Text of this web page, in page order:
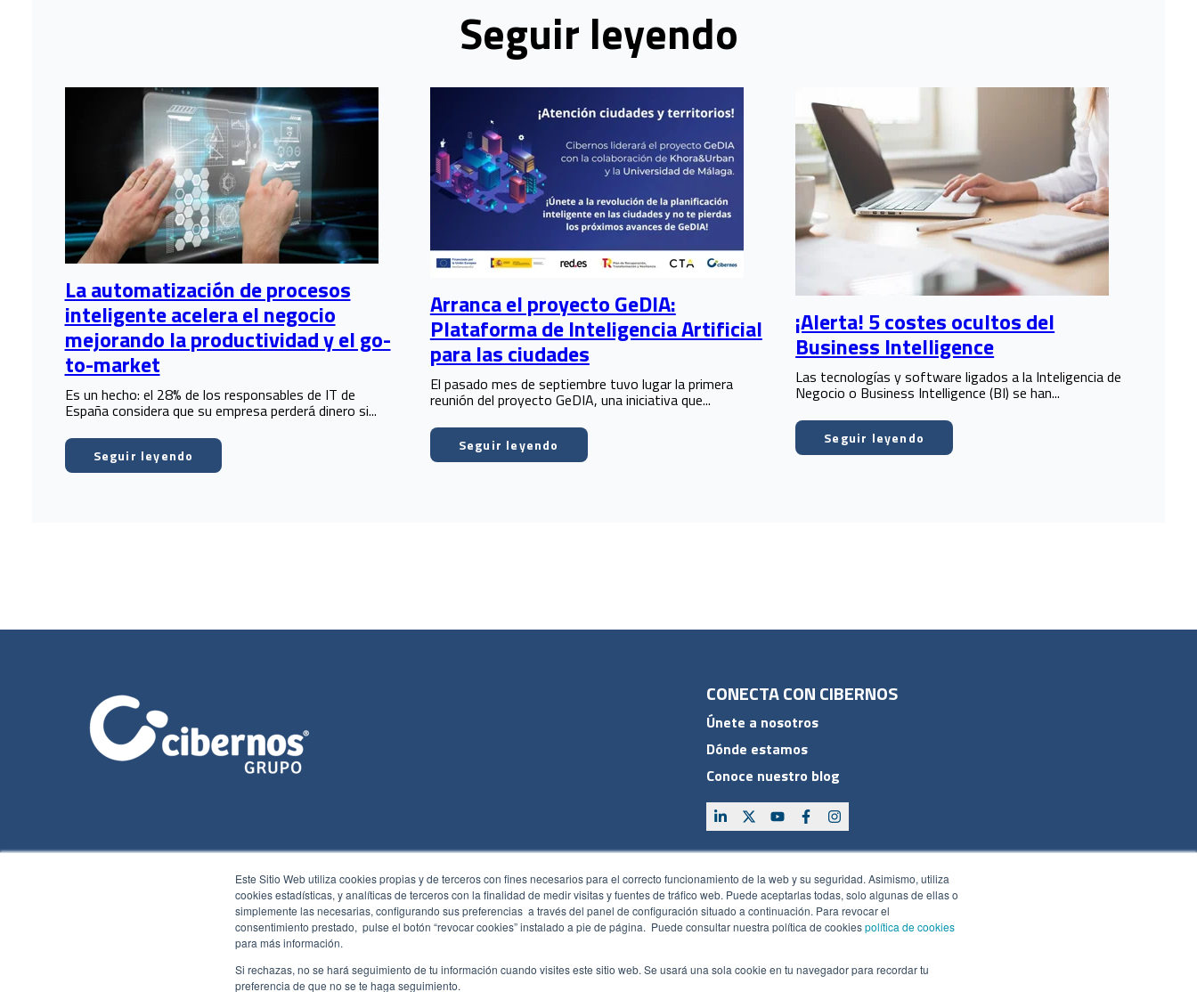
Este Sitio Web utiliza cookies propias y de terceros con fines necesarios para el correcto funcionamiento de la web y su seguridad. Asimismo, utiliza
cookies estadísticas, y analíticas de terceros con la finalidad de medir visitas y fuentes de tráfico web. Puede aceptarlas todas, solo algunas de ellas o
simplemente las necesarias, configurando sus preferencias a través del panel de configuración situado a continuación. Para revocar el
consentimiento prestado, pulse el botón “revocar cookies” instalado a pie de página. Puede consultar nuestra política de cookiespolítica de cookies
para más información.
Si rechazas, no se hará seguimiento de tu información cuando visites este sitio web. Se usará una sola cookie en tu navegador para recordar tu
preferencia de que no se te haga seguimiento.
Seguir leyendo
La automatización de procesos
inteligente acelera el negocio
mejorando la productividad y el go-
to-market
Es un hecho: el 28% de los responsables de IT de
España considera que su empresa perderá dinero si...
Seguir leyendo
Arranca el proyecto GeDIA:
Plataforma de Inteligencia Artificial
para las ciudades
El pasado mes de septiembre tuvo lugar la primera
reunión del proyecto GeDIA, una iniciativa que...
Seguir leyendo
¡Alerta! 5 costes ocultos del
Business Intelligence
Las tecnologías y software ligados a la Inteligencia de
Negocio o Business Intelligence (BI) se han...
Seguir leyendo
Aviso legal Política de cookies
CONECTA CON CIBERNOS
Únete a nosotros
Dónde estamos
Conoce nuestro blog
ACCESOS
Plan CRM
Intranet